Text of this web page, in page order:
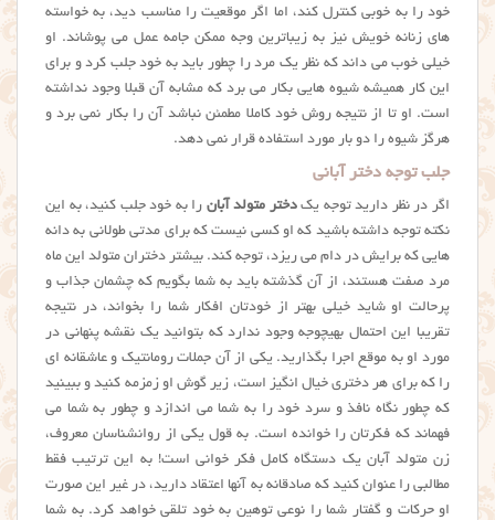
خود را به خوبی کنترل کند، اما اگر موقعیت را مناسب دید، به خواسته
های زنانه خویش نیز به زیباترین وجه ممکن جامه عمل می پوشاند. او
خیلی خوب می داند که نظر یک مرد را چطور باید به خود جلب کرد و برای
این کار همیشه شیوه هایی بکار می برد که مشابه آن قبلا وجود نداشته
است. او تا از نتیجه روش خود کاملا مطمئن نباشد آن را بکار نمی برد و
هرگز شیوه را دو بار مورد استفاده قرار نمی دهد.
جلب توجه دختر آبانی
اگر در نظر دارید توجه یکدختر متولد آبان را به خود جلب کنید، به این
نکته توجه داشته باشید که او کسی نیست که برای مدتی طولانی به دانه
هایی که برایش در دام می ریزد، توجه کند. بیشتر دختران متولد این ماه
مرد صفت هستند، از آن گذشته باید به شما بگویم که چشمان جذاب و
پرحالت او شاید خیلی بهتر از خودتان افکار شما را بخواند، در نتیجه
تقریبا این احتمال بهیچوجه وجود ندارد که بتوانید یک نقشه پنهانی در
مورد او به موقع اجرا بگذارید. یکی از آن جملات رومانتیک و عاشقانه ای
را که برای هر دختری خیال انگیز است، زیر گوش او زمزمه کنید و ببینید
که چطور نگاه نافذ و سرد خود را به شما می اندازد و چطور به شما می
فهماند که فکرتان را خوانده است. به قول یکی از روانشناسان معروف،
زن متولد آبان یک دستگاه کامل فکر خوانی است! به این ترتیب فقط
مطالبی را عنوان کنید که صادقانه به آنها اعتقاد دارید، در غیر این صورت
او حرکات و گفتار شما را نوعی توهین به خود تلقی خواهد کرد. به شما